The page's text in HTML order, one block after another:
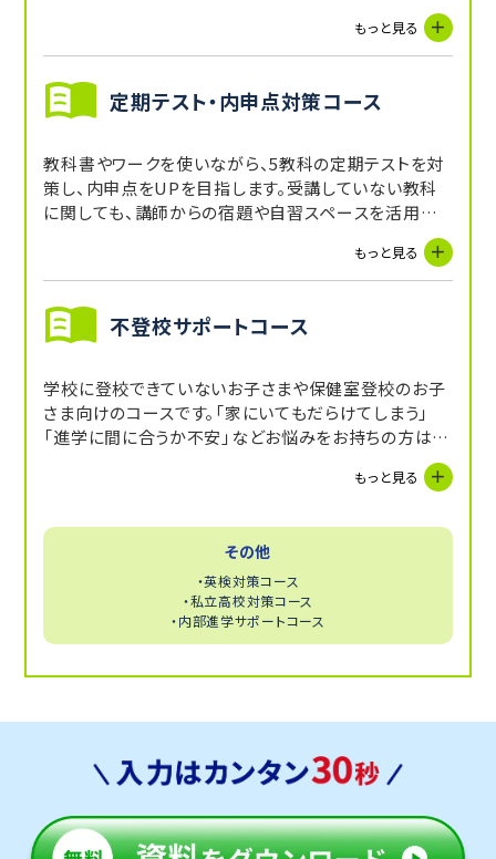
もっと見る
定期テスト・内申点対策コース
教科書やワークを使いながら、5教科の定期テストを対
策し、内申点をUPを目指します。受講していない教科
に関しても、講師からの宿題や自習スペースを活用する
もっと見る
不登校サポートコース
学校に登校できていないお子さまや保健室登校のお子
さま向けのコースです。「家にいてもだらけてしまう」
「進学に間に合うか不安」などお悩みをお持ちの方はぜ
ひお問い合わせください。お子さまの状況に合わせたカ
リキュラムで受験や学校復帰に向けたサポートが可能
もっと見る
その他
・英検対策コース
・私立高校対策コース
・内部進学サポートコース